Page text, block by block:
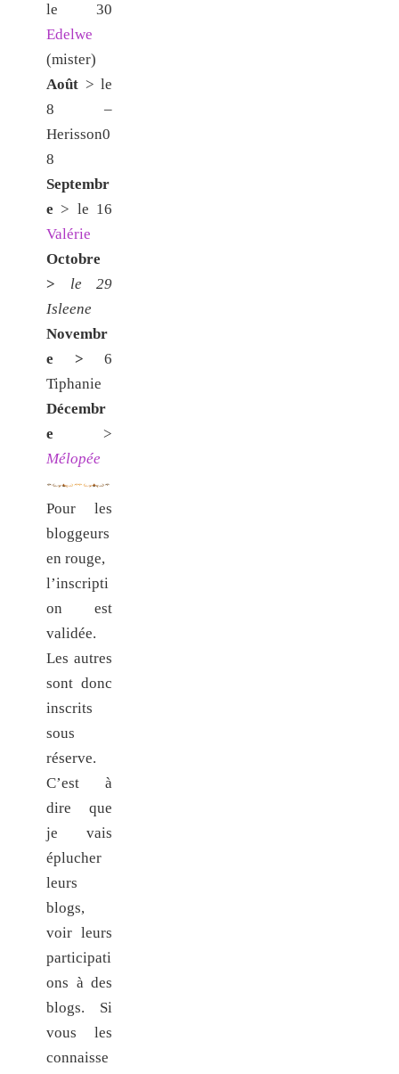
le 30
Edelwe
(mister)
Août > le
8 –
Herisson0
8
Septembr
e > le 16
Valérie
Octobre
>
le 29
Isleene
Novembr
e >
6
Tiphanie
Décembr
e >
Mélopée
Pour les
bloggeurs
en rouge,
l’inscripti
on est
validée.
Les autres
sont donc
inscrits
sous
réserve.
C’est à
dire que
je vais
éplucher
leurs
blogs,
voir leurs
participati
ons à des
blogs. Si
vous les
connaisse